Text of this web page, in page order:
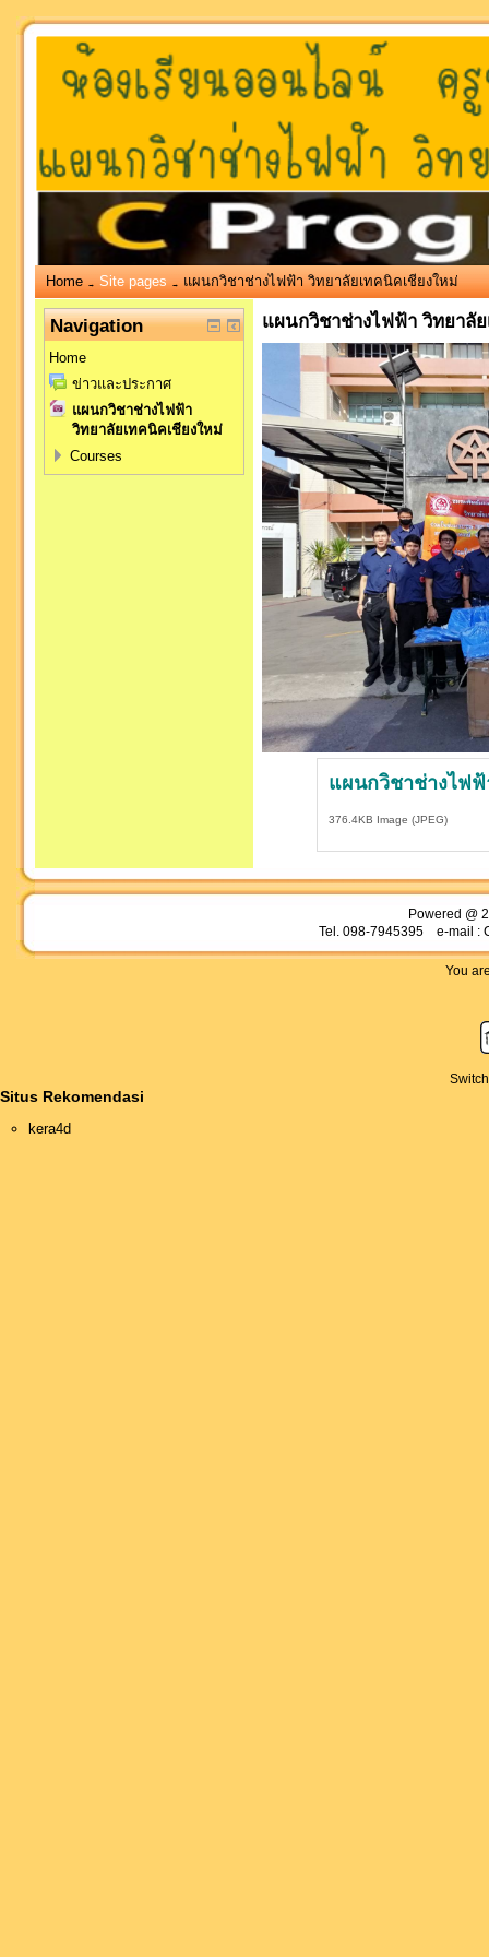
Home → Site pages → แผนกวิชาช่างไฟฟ้า วิทยาลัยเทคนิคเชียงใหม่
แผนกวิชาช่างไฟฟ้า วิทยาลั
แผนกวิชาช่างไฟฟ้
376.4KB Image (JPEG)
Navigation
Home
ข่าวและประกาศ
แผนกวิชาช่างไฟฟ้า
วิทยาลัยเทคนิคเชียงใหม่
Courses
Powered @
Tel. 098-7945395 e-mail :
You
Situs Rekomendasi
kera4d